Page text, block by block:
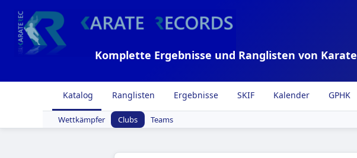
Komplette Ergebnisse und Ranglisten von Karate
Katalog Ranglisten Ergebnisse SKIF Kalender GPHK
Wettkämpfer Clubs Teams